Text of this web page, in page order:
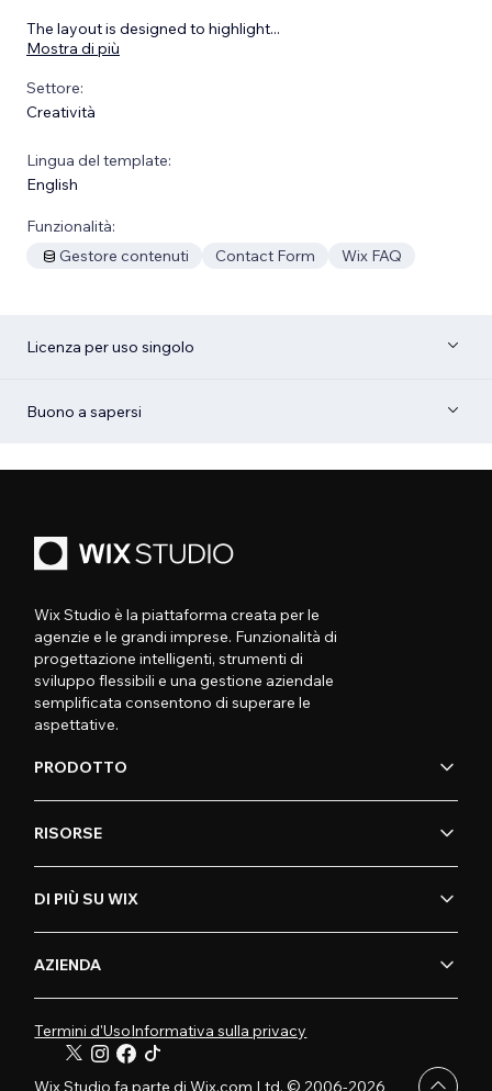
The layout is designed to highlight...
Mostra di più
Settore:
Creatività
Lingua del template:
English
Funzionalità:
Gestore contenuti
Contact Form Wix FAQ
Licenza per uso singolo
Buono a sapersi
Wix Studio è la piattaforma creata per le
agenzie e le grandi imprese. Funzionalità di
progettazione intelligenti, strumenti di
sviluppo flessibili e una gestione aziendale
semplificata consentono di superare le
aspettative.
PRODOTTO
RISORSE
DI PIÙ SU WIX
AZIENDA
Termini d'UsoInformativa sulla privacy
Wix Studio fa parte di Wix.com Ltd. © 2006-2026